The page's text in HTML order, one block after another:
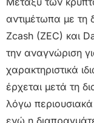
αντιμέτωπα με τη
Zcash (ZEC) και
την αναγνώριση
χαρακτηριστικά
έρχεται μετά τη
λόγω